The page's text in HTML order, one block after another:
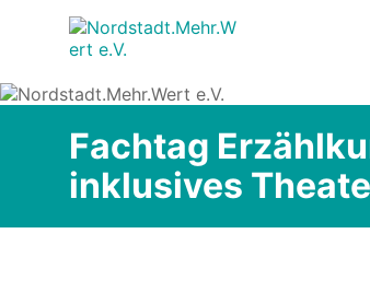
Stadtteilseite der
Nordstadt
Fachtag
inklusives